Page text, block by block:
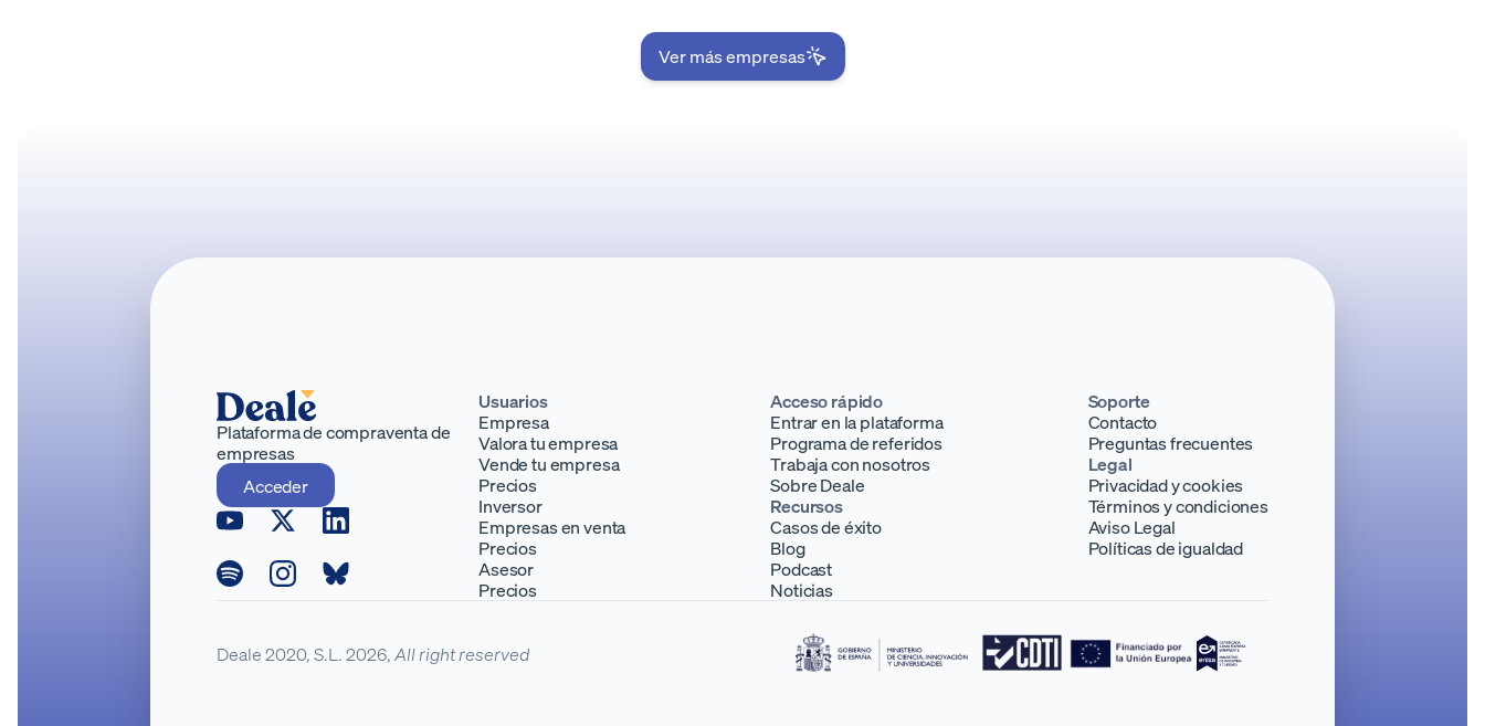
Ver más empresas
Plataforma de compraventa de
empresas
Acceder
Usuarios
Empresa
Valora tu empresa
Vende tu empresa
Precios
Inversor
Empresas en venta
Precios
Asesor
Precios
Acceso rápido
Entrar en la plataforma
Programa de referidos
Trabaja con nosotros
Sobre Deale
Recursos
Casos de éxito
Blog
Podcast
Noticias
Soporte
Contacto
Preguntas frecuentes
Legal
Privacidad y cookies
Términos y condiciones
Aviso Legal
Políticas de igualdad
Deale 2020, S.L. 2026,All right reserved